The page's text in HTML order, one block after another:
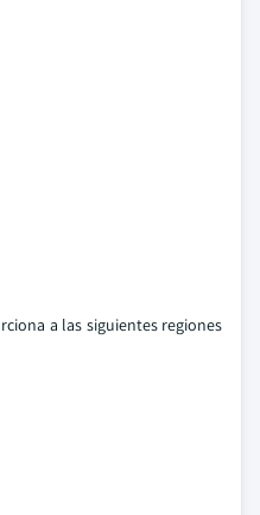
a las siguientes regiones